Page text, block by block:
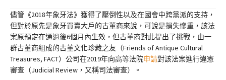
儘管《2018年象牙法》獲得了壓倒性以及在國會中跨黨派的支持，
但對於原先是象牙買賣大戶的古董商來說，可說是損失慘重，該法
案原預定在通過後6個月內生效，但古董商對此提出了挑戰，由一
群古董商組成的古董文化珍藏之友（Friends of Antique Cultural
Treasures, FACT）公司在2019年向高等法院申請對該法案進行違憲
審查（Judicial Review，又稱司法審查）。